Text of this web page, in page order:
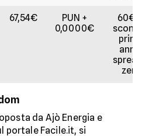
67,54€
PUN +
0,0000€
60€
zero
da Ajò Energia e
portale Facile.it, si